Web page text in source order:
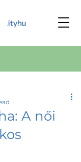
A női